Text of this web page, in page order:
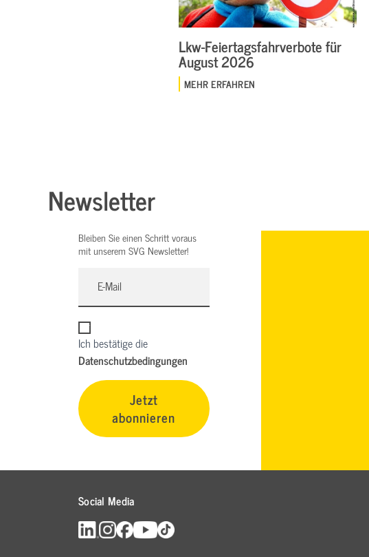
Lkw-Feiertagsfahrverbote für
August 2026
MEHR ERFAHREN
Newsletter
Bleiben Sie einen Schritt voraus
mit unserem SVG Newsletter!
Ich bestätige die
Datenschutzbedingungen
Jetzt
abonnieren
Social Media